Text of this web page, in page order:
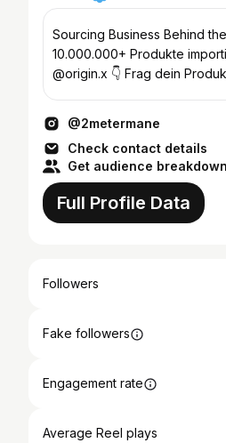
Sourcing Business Behind
10.000.000+ Produkte
@origin.x 👇 Frag dein
@2metermane
Check contact details
Get audience breakdown
Full Profile Data
Followers
Fake followers
Engagement rate
Average Reel plays